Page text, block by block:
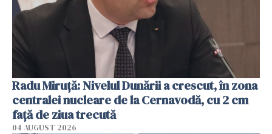
Radu Miruţă: Nivelul Dunării a crescut, în zona
centralei nucleare de la Cernavodă, cu 2 cm
faţă de ziua trecută
04 AUGUST 2026